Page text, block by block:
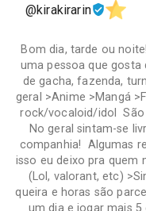
@kirakirarin
Bom dia, tarde ou
uma pessoa que
de gacha, fazenda,
geral >Anime >Mangá
rock/vocaloid/idol São
No geral sintam-se
companhia! Algumas
isso eu deixo pra quem
(Lol, valorant, etc)
queira e horas são
um dia e jogar mais